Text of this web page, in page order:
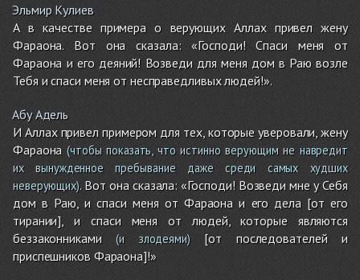
Эльмир Кулиев
А в качестве примера о верующих Аллах привел жену
Фараона. Вот она сказала: «Господи! Спаси меня от
Фараона и его деяний! Возведи для меня дом в Раю возле
Тебя и спаси меня от несправедливых людей!».
Абу Адель
И Аллах привел примером для тех, которые уверовали, жену
Фараона (чтобы показать, что истинно верующим не навредит
их вынужденное пребывание даже среди самых худших
неверующих). Вот она сказала: «Господи! Возведи мне у Себя
дом в Раю, и спаси меня от Фараона и его дела [от его
тирании], и спаси меня от людей, которые являются
беззаконниками(и злодеями)[от последователей и
приспешников Фараона]!»